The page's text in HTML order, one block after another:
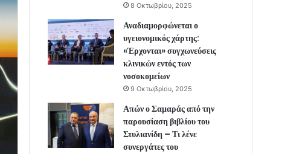
8 Οκτωβρίου, 2025
Αναδιαμορφώνεται ο
υγειονομικός χάρτης:
«Έρχονται» συγχωνεύσεις
κλινικών εντός των
νοσοκομείων
9 Οκτωβρίου, 2025
Απών ο Σαμαράς από την
παρουσίαση βιβλίου του
Στυλιανίδη – Τι λένε
συνεργάτες του